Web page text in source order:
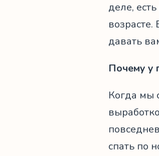
деле,
давать
Почему у
Когда мы
спать по